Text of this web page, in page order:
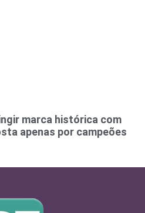
marca histórica com
apenas por campeões